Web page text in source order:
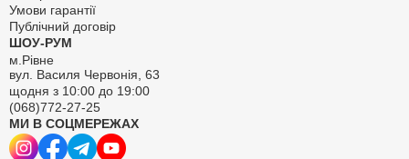
Умови гарантії
Публічний договір
ШОУ-РУМ
м.Рівне
вул. Василя Червонія, 63
щодня з 10:00 до 19:00
(068)772-27-25
МИ В СОЦМЕРЕЖАХ